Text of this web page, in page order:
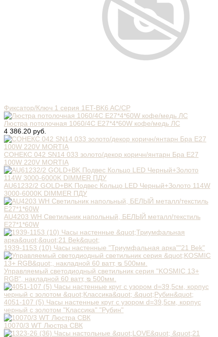
Фиксатор/Ключ 1 серия 1ET-BK6 AC/CP
Люстра потолочная 1060/4C E27*4*60W кофе/медь ЛС
4 386.20 руб.
СОНЕКС 042 SN14 033 золото/декор коричн/янтарн Бра E27
100W 220V MORTIA
AU61232/2 GOLD+BK Подвес Кольцо LED Черный+Золото 114W
3000-6000K DIMMER ПДУ
AU4203 WH Светильник напольный, БЕЛЫЙ металл/текстиль
E27*1*60W
1939-1153 (10) Часы настенные "Триумфальная арка""21 Bek"
Управляемый светодиодный светильник серия "KOSMIC 13+
RGB", накладной 60 ватт, ᴓ 500мм.
4051-107 (5) Часы настенные круг с узором d=39,5см, корпус
черный с золотом "Классика" "Рубин"
10070/3 WT Люстра СВК